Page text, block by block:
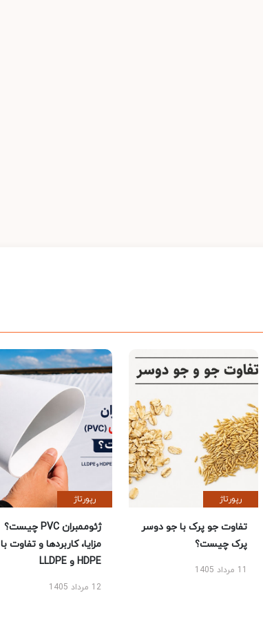
رپورتاژ
تفاوت جو پرک با جو دوسر
پرک چیست؟
11 مرداد 1405
رپورتاژ
ژئوممبران PVC چیست؟
مزایا، کاربردها و تفاوت با
HDPE و LLDPE
12 مرداد 1405